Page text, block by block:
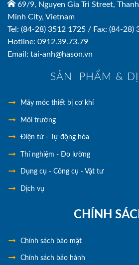
69/9, Nguyen Gia Tri Street,
Minh City, Vietnam
Tel: (84-28) 3512 1725 / Fax: (84-28)
Hotline: 0912.39.73.79
Email: tai-anh@hason.vn
SẢN PHẨM &
Máy móc thiết bị cơ khí
Môi trường
Điện tử - Tự động hóa
Thí nghiệm - Đo lường
Dụng cụ - Công cụ - Vật tư
Dịch vụ
CHÍNH
Chính sách bảo mật
Chính sách bảo hành